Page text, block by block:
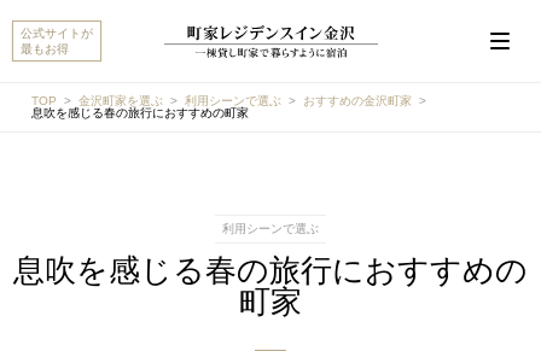
公式サイトが
最もお得
TOP 金沢町家を選ぶ 利用シーンで選ぶ
おすすめの金沢町家
息吹を感じる春の旅行におすすめの町家
利用シーンで選ぶ
息吹を感じる春の旅行におすすめの
町家
予約に関するご質問